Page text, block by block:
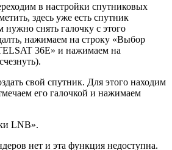
в настройки спутниковых
здесь уже есть спутник
снять галочку с этого
нажимаем на строку «Выбор
36E» и нажимаем на
свой спутник. Для этого находим
его галочкой и нажимаем
LNB».
нет и эта функция недоступна.